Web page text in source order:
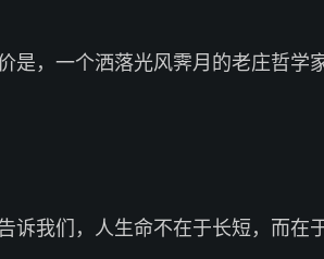
是，一个洒落光风霁月的老庄哲学
诉我们，人生命不在于长短，而在